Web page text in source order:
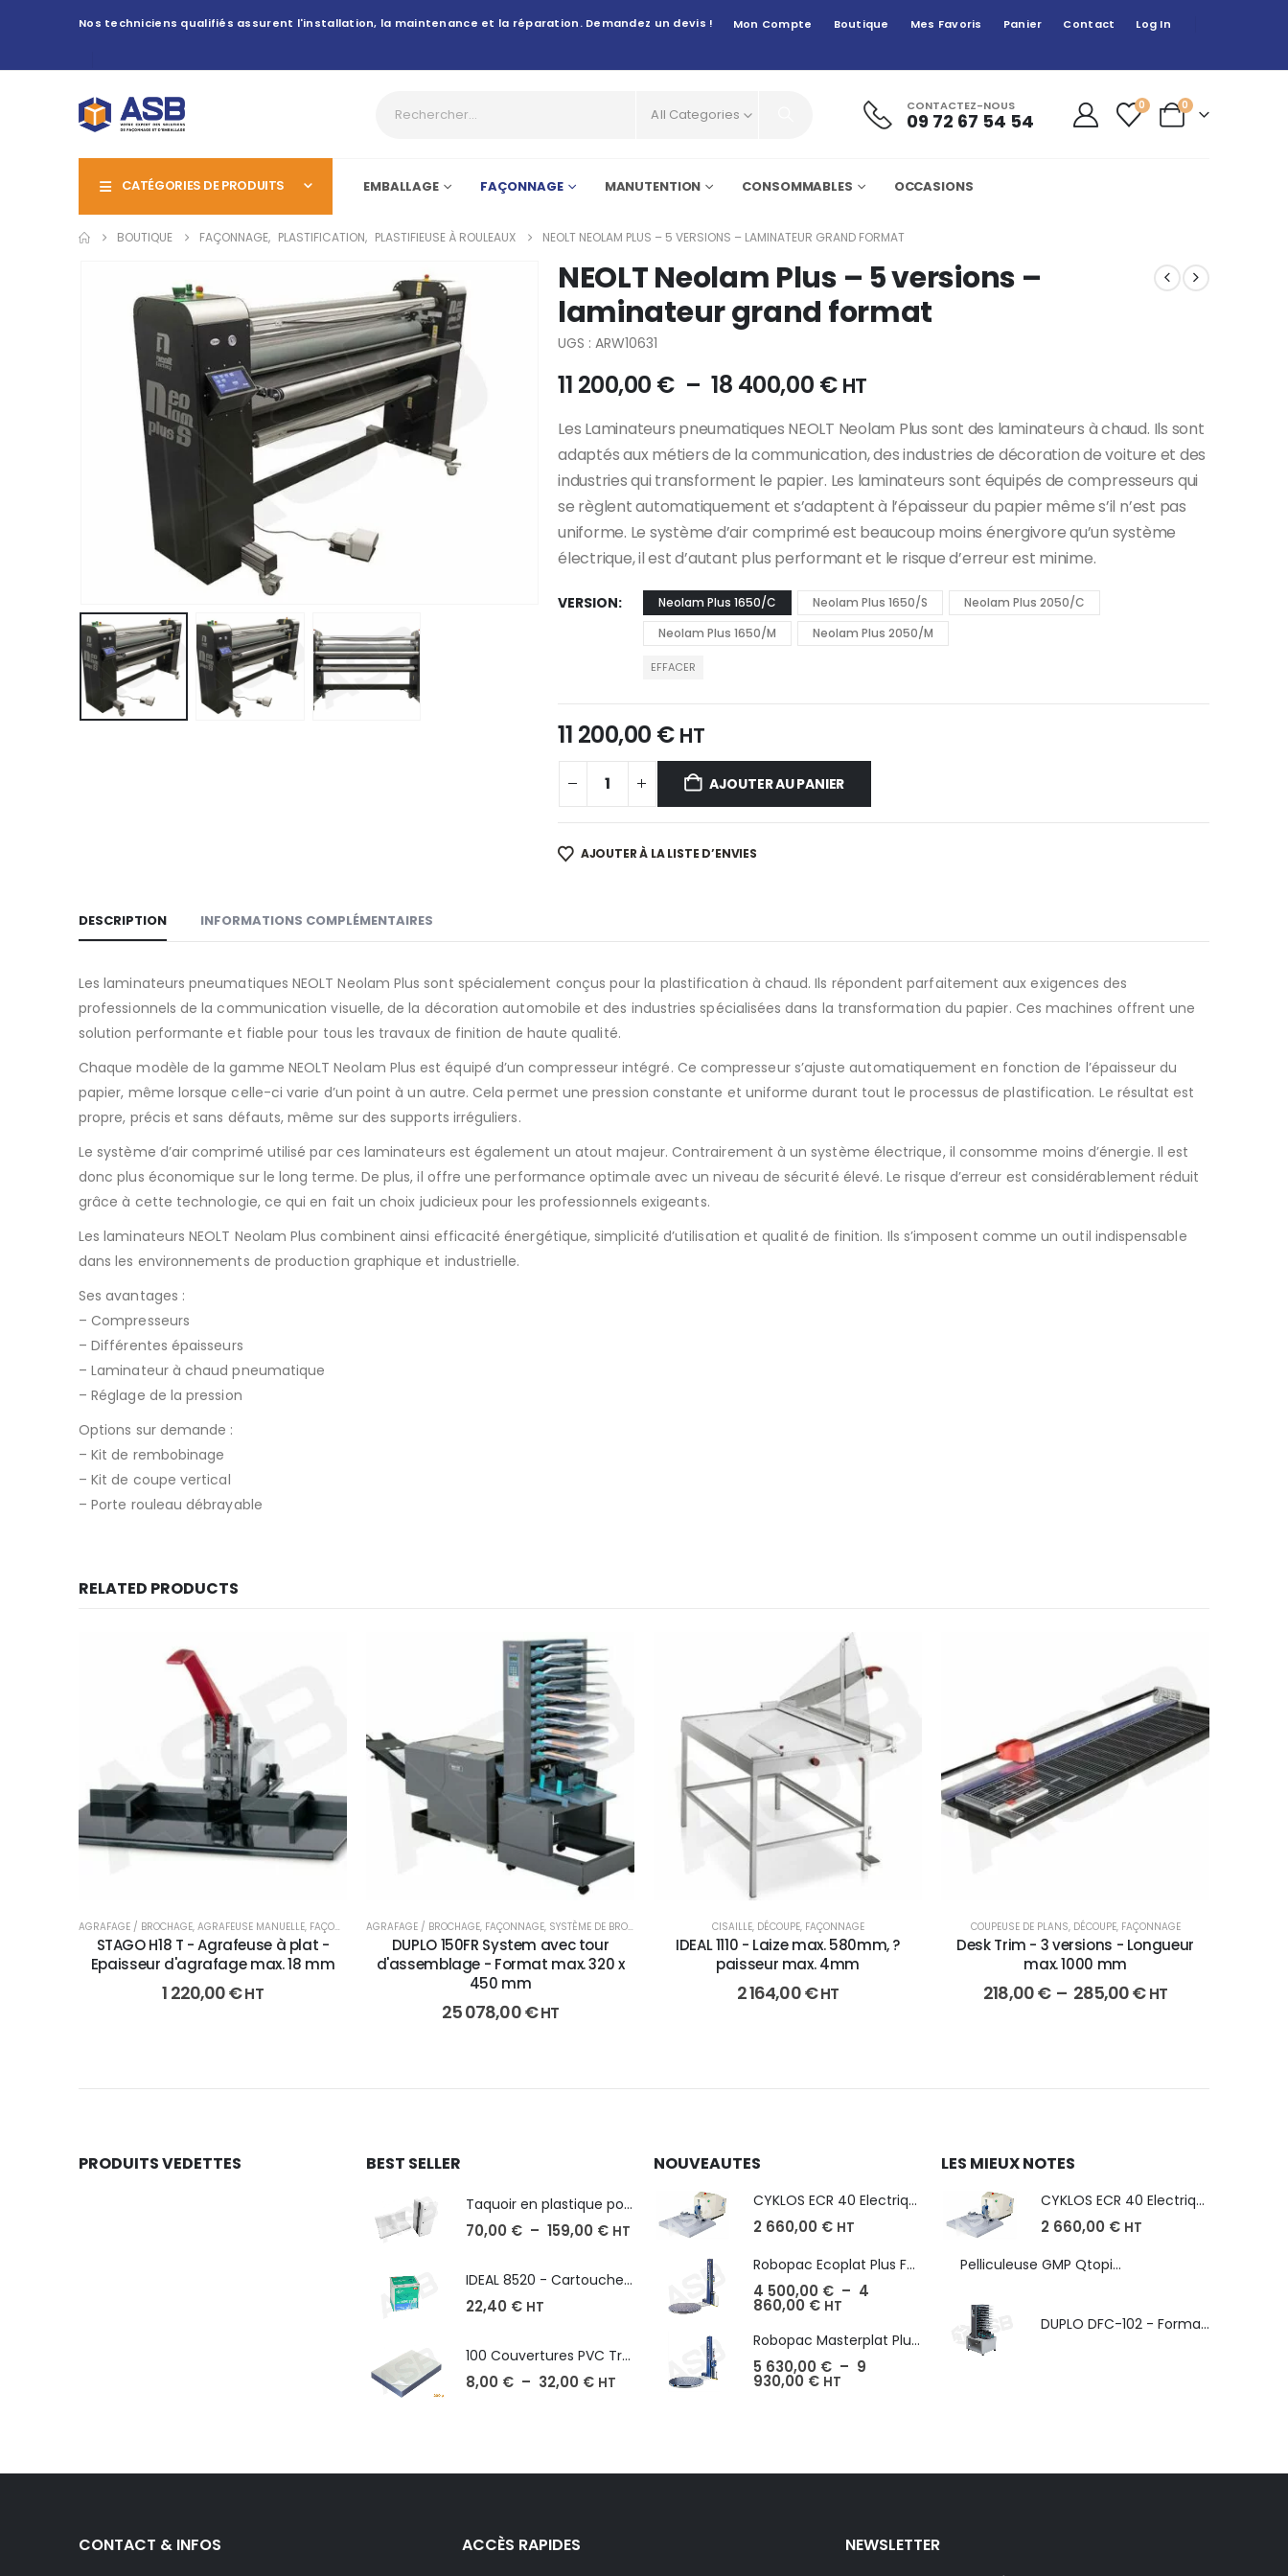
Nos techniciens qualifiés assurent l'installation, la maintenance et la réparation. Demandez un devis ! Mon Compte Boutique Mes Favoris Panier Contact Log In
All Categories CONTACTEZ-NOUS
09 72 67 54 54
0 0
CATÉGORIES DE PRODUITS EMBALLAGE FAÇONNAGE MANUTENTION CONSOMMABLES OCCASIONS
BOUTIQUE FAÇONNAGE, PLASTIFICATION, PLASTIFIEUSE À ROULEAUX NEOLT NEOLAM PLUS – 5 VERSIONS – LAMINATEUR GRAND FORMAT
NEOLT Neolam Plus – 5 versions –
laminateur grand format
UGS : ARW10631
11 200,00 € – 18 400,00 € HT
Les Laminateurs pneumatiques NEOLT Neolam Plus sont des laminateurs à chaud. Ils sont
adaptés aux métiers de la communication, des industries de décoration de voiture et des
industries qui transforment le papier. Les laminateurs sont équipés de compresseurs qui
se règlent automatiquement et s’adaptent à l’épaisseur du papier même s’il n’est pas
uniforme. Le système d’air comprimé est beaucoup moins énergivore qu’un système
électrique, il est d’autant plus performant et le risque d’erreur est minime.
VERSION Neolam Plus 1650/C Neolam Plus 1650/S
Neolam Plus 2050/C
Neolam Plus 1650/M
Neolam Plus 2050/M
EFFACER
11 200,00 € HT
AJOUTER AU PANIER
AJOUTER À LA LISTE D’ENVIES
DESCRIPTION INFORMATIONS COMPLÉMENTAIRES
Les laminateurs pneumatiques NEOLT Neolam Plus sont spécialement conçus pour la plastification à chaud. Ils répondent parfaitement aux exigences des
professionnels de la communication visuelle, de la décoration automobile et des industries spécialisées dans la transformation du papier. Ces machines offrent une
solution performante et fiable pour tous les travaux de finition de haute qualité.
Chaque modèle de la gamme NEOLT Neolam Plus est équipé d’un compresseur intégré. Ce compresseur s’ajuste automatiquement en fonction de l’épaisseur du
papier, même lorsque celle-ci varie d’un point à un autre. Cela permet une pression constante et uniforme durant tout le processus de plastification. Le résultat est
propre, précis et sans défauts, même sur des supports irréguliers.
Le système d’air comprimé utilisé par ces laminateurs est également un atout majeur. Contrairement à un système électrique, il consomme moins d’énergie. Il est
donc plus économique sur le long terme. De plus, il offre une performance optimale avec un niveau de sécurité élevé. Le risque d’erreur est considérablement réduit
grâce à cette technologie, ce qui en fait un choix judicieux pour les professionnels exigeants.
Les laminateurs NEOLT Neolam Plus combinent ainsi efficacité énergétique, simplicité d’utilisation et qualité de finition. Ils s’imposent comme un outil indispensable
dans les environnements de production graphique et industrielle.
Ses avantages :
– Compresseurs
– Différentes épaisseurs
– Laminateur à chaud pneumatique
– Réglage de la pression
Options sur demande :
– Kit de rembobinage
– Kit de coupe vertical
– Porte rouleau débrayable
RELATED PRODUCTS
AGRAFAGE / BROCHAGE, AGRAFEUSE MANUELLE, FAÇONNAGE
STAGO H18 T - Agrafeuse à plat -
Epaisseur d'agrafage max. 18 mm
1 220,00€HT
AGRAFAGE / BROCHAGE, FAÇONNAGE, SYSTÈME DE BROCHAGE
DUPLO 150FR System avec tour
d'assemblage - Format max. 320 x
450 mm
25 078,00€HT
CISAILLE, DÉCOUPE, FAÇONNAGE
IDEAL 1110 - Laize max. 580mm, ?
paisseur max. 4mm
2 164,00€HT
COUPEUSE DE PLANS, DÉCOUPE, FAÇONNAGE
Desk Trim - 3 versions - Longueur
max. 1000 mm
218,00€ – 285,00€HT
PRODUITS VEDETTES BEST SELLER
Taquoir en plastique pour Massicot
70,00 € – 159,00 € HT
IDEAL 8520 - Cartouche de 2000 agrafes
22,40 € HT
100 Couvertures PVC Transparent, Format A3-A4-A5
8,00 € – 32,00 € HT
NOUVEAUTES
CYKLOS ECR 40 Electrique - Format A3, plusieurs unités coupe
2 660,00 € HT
Robopac Ecoplat Plus FR/FRD, frein à tension mécanique
4 500,00 € – 4
860,00 € HT
Robopac Masterplat Plus - FRD/PGS, ?conomie et performance
5 630,00 € – 9
930,00 € HT
LES MIEUX NOTES
CYKLOS ECR 40 Electrique - Format A3, plusieurs unités coupe
2 660,00 € HT
Pelliculeuse GMP Qtopic 380 d'occasion
DUPLO DFC-102 - Format max. SRA3 - épaisseur de 50 à 130g/m
CONTACT & INFOS ACCÈS RAPIDES NEWSLETTER